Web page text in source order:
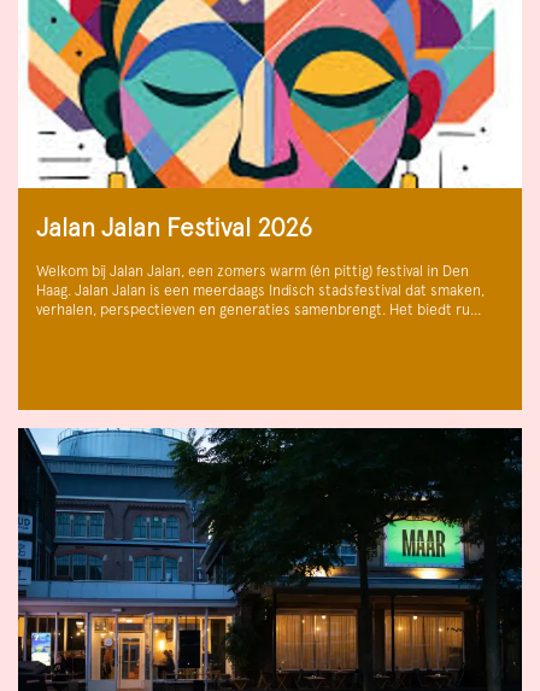
Jalan Jalan Festival 2026
Welkom bij Jalan Jalan, een zomers warm (én pittig) festival in Den
Haag. Jalan Jalan is een meerdaags Indisch stadsfestival dat smaken,
verhalen, perspectieven en generaties samenbrengt. Het biedt ru…